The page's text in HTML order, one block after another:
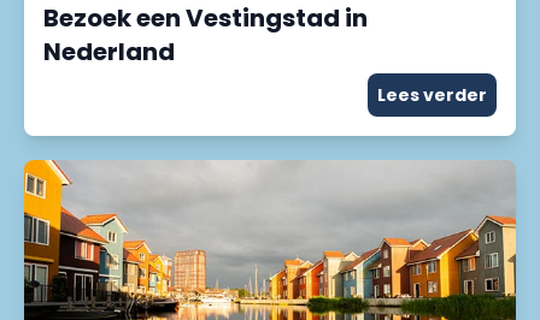
Bezoek een Vestingstad in
Nederland
Lees verder